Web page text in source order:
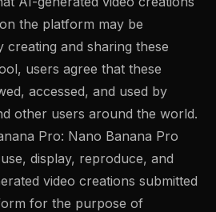
the platform may be
creating and sharing these
users agree that these
accessed, and used by
other users around the world.
Pro: Nano Banana Pro
display, reproduce, and
video creations submitted
for the purpose of